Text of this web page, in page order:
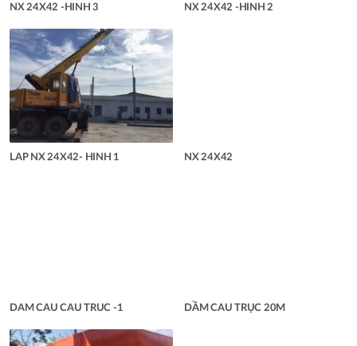
NX 24X42 -HINH 3 NX 24X42 -HINH 2
LAP NX 24X42- HINH 1 NX 24X42
DAM CAU CAU TRUC -1 DẦM CAU TRỤC 20M